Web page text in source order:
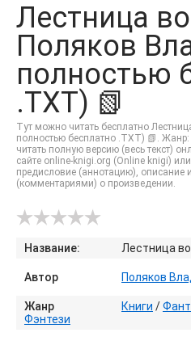
ЗАКЛАДКИ
Лестница
Поляков
полностью
.TXT) 📗
Тут можно читать бесплатно
полностью бесплатно .TXT) 📗.
читать полную версию (весь текст)
сайте online-knigi.org (Online knigi)
предисловие (аннотацию), описание
(комментариями) о произведении.
Название: Лестница
Автор Поляков
Жанр Книги /
Фэнтези